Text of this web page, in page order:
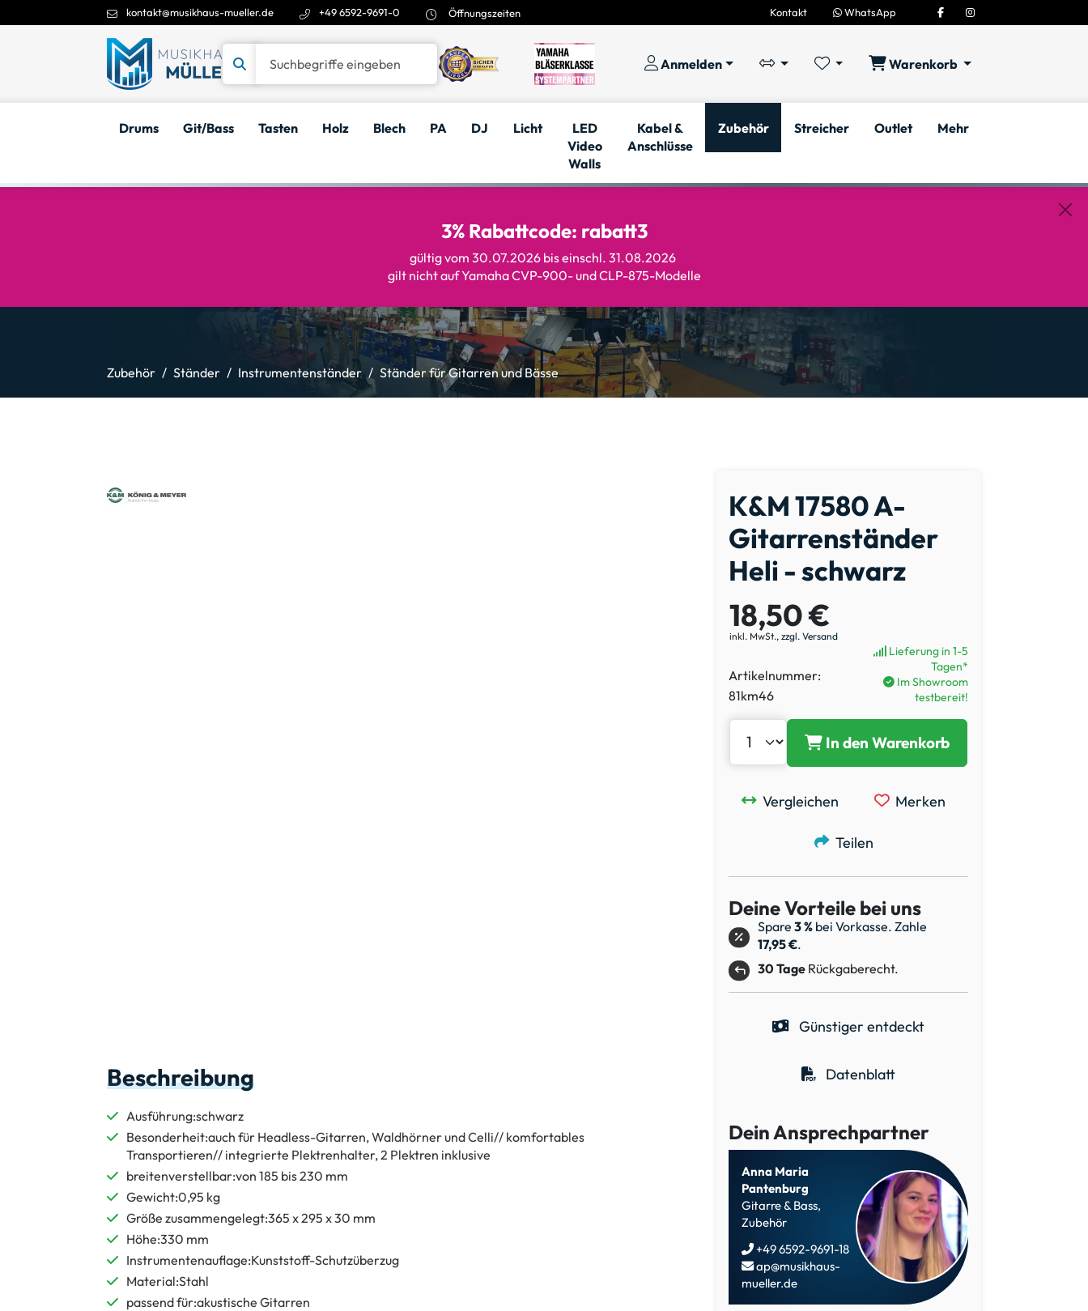
kontakt@musikhaus-mueller.de +49 6592-9691-0 Öffnungszeiten Kontakt WhatsApp
Anmelden Warenkorb
Drums Git/Bass Tasten Holz Blech PA DJ Licht
LED
Video
Walls
Kabel &
Anschlüsse
Zubehör Streicher Outlet Mehr
3% Rabattcode: rabatt3
gültig vom 30.07.2026 bis einschl. 31.08.2026
gilt nicht auf Yamaha CVP-900- und CLP-875-Modelle
Zubehör Ständer Instrumentenständer Ständer für Gitarren und Bässe
Beschreibung
Ausführung:schwarz
Besonderheit:auch für Headless-Gitarren, Waldhörner und Celli// komfortables
Transportieren// integrierte Plektrenhalter, 2 Plektren inklusive
breitenverstellbar:von 185 bis 230 mm
Gewicht:0,95 kg
Größe zusammengelegt:365 x 295 x 30 mm
Höhe:330 mm
Instrumentenauflage:Kunststoff-Schutzüberzug
Material:Stahl
passend für:akustische Gitarren
K&M 17580 A-
Gitarrenständer
Heli - schwarz
18,50 €
inkl. MwSt., zzgl. Versand
Artikelnummer:
81km46
Lieferung in 1-5
Tagen*
Im Showroom
testbereit!
In den Warenkorb
Vergleichen Merken
Teilen
Deine Vorteile bei uns
Spare 3 % bei Vorkasse. Zahle
17,95 €.
30 Tage Rückgaberecht.
Günstiger entdeckt
Datenblatt
Dein Ansprechpartner
Anna Maria
Pantenburg
Gitarre & Bass,
Zubehör
+49 6592-9691-18
ap@musikhaus-
mueller.de